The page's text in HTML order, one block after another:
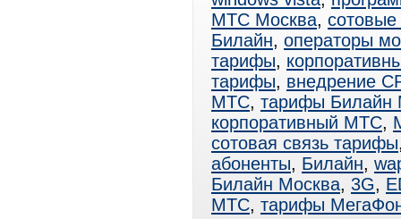
МТС Москва,
Билайн, операторы
тарифы,
тарифы, внедрение
МТС, тарифы Билайн
корпоративный МТС,
сотовая связь тарифы
абоненты, Билайн,
Билайн Москва, 3G,
МТС, тарифы